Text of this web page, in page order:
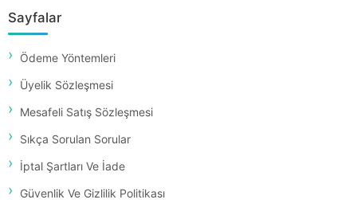
Sayfalar
Ödeme Yöntemleri
Üyelik Sözleşmesi
Mesafeli Satış Sözleşmesi
Sıkça Sorulan Sorular
İptal Şartları Ve İade
Güvenlik Ve Gizlilik Politikası